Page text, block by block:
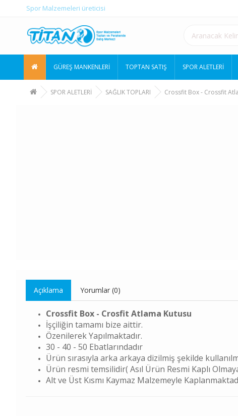
Spor Malzemeleri üreticisi
GÜREŞ MANKENLERİ TOPTAN SATIŞ SPOR ALETLERİ
SPOR ALETLERİ SAĞLIK TOPLARI Crossfit Box - Crossfit
Açıklama Yorumlar (0)
Crossfit Box - Crosfit Atlama Kutusu
İşçiliğin tamamı bize aittir.
Özenilerek Yapılmaktadır.
30 - 40 - 50 Ebatlarındadır
Ürün sırasıyla arka arkaya dizilmiş şekilde
Ürün resmi temsilidir( Asıl Ürün Resmi Kaplı
Alt ve Üst Kısmı Kaymaz Malzemeyle